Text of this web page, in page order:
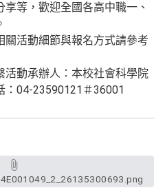
等，歡迎全國各高中職一、
關活動細節與報名方式請參考
活動承辦人：本校社會科學院
：04-23590121＃36001